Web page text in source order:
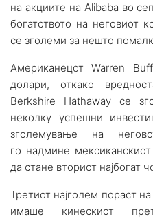
на акциите на Alibaba во
богатството на неговиот
се зголеми за нешто
Американецот Warren
долари, откако
Berkshire Hathaway се
неколку успешни
зголемување на
го надмине
да стане вториот најбогат
Третиот најголем пораст
имаше кинескиот